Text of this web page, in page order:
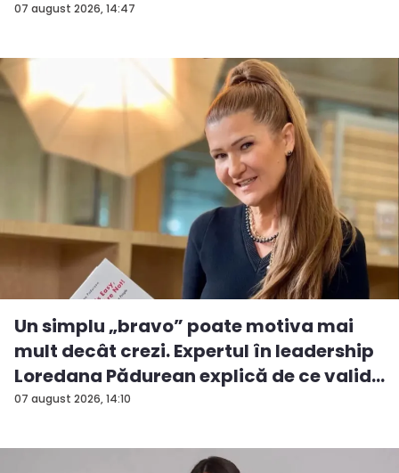
07 august 2026, 14:47
07 august 2026, 14:10
Un simplu „bravo” poate motiva mai
mult decât crezi. Expertul în leadership
Loredana Pădurean explică de ce valid...